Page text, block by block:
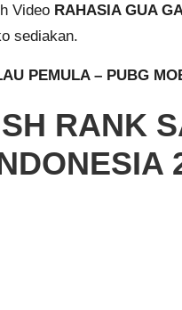
Video RAHASIA GUA
sediakan.
PEMULA – PUBG
RANK